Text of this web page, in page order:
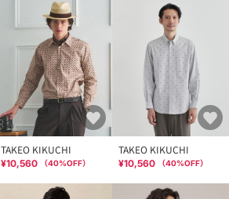
TAKEO KIKUCHI
¥10,560 （40%OFF）
TAKEO KIKUCHI
¥10,560 （40%OFF）